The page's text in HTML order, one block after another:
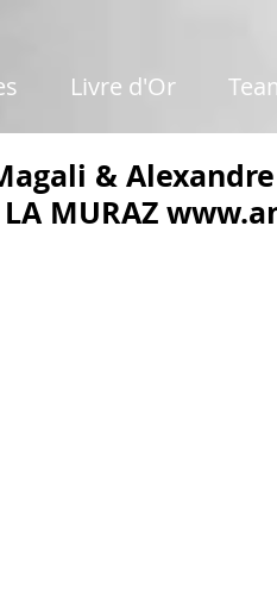
Livre d'Or
&
MURAZ